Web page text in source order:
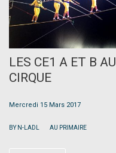
LES CE1 A ET B AU
CIRQUE
Mercredi 15 Mars 2017
BY N-LADL AU PRIMAIRE